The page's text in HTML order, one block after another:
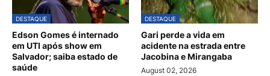
DESTAQUE
Edson Gomes é internado
em UTI após show em
Salvador; saiba estado de
saúde
DESTAQUE
Gari perde a vida em
acidente na estrada entre
Jacobina e Mirangaba
August 02, 2026